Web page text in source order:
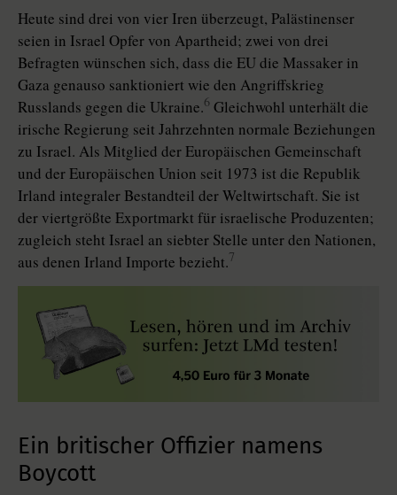
Heute sind drei von vier Iren überzeugt, Palästinenser
seien in Israel Opfer von Apartheid; zwei von drei
Befragten wünschen sich, dass die EU die Massaker in
Gaza genauso sanktioniert wie den Angriffskrieg
Russlands gegen die Ukraine.6 Gleichwohl unterhält die
irische Regierung seit Jahrzehnten normale Beziehungen
zu Israel. Als Mitglied der Europäischen Gemeinschaft
und der Europäischen Union seit 1973 ist die Republik
Irland integraler Bestandteil der Weltwirtschaft. Sie ist
der viertgrößte Exportmarkt für israelische Produzenten;
zugleich steht Israel an siebter Stelle unter den Nationen,
aus denen Irland Importe bezieht.7
Ein britischer Offizier namens
Boycott